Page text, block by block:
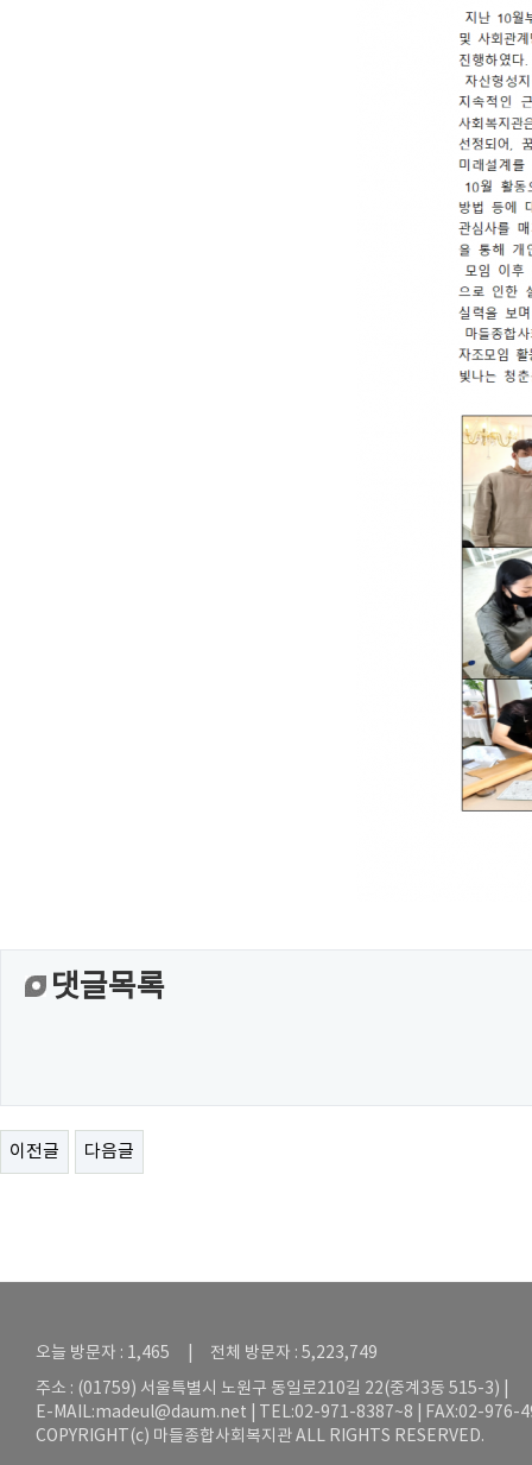
댓글목록
이전글 다음글
오늘 방문자 : 1,465 | 전체 방문자 : 5,223,749
주소 : (01759) 서울특별시 노원구 동일로210길 22(중계3동 515-3) |
E-MAIL:madeul@daum.net | TEL:02-971-8387~8 | FAX:02-976-
COPYRIGHT(c) 마들종합사회복지관 ALL RIGHTS RESERVED.